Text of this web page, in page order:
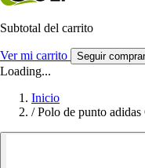
Subtotal del carrito
Ver mi carrito Seguir
Loading...
Inicio
/ Polo de punto